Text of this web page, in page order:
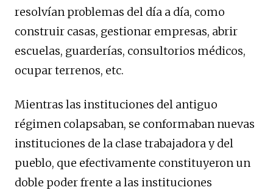
resolvían problemas del día a día, como
construir casas, gestionar empresas, abrir
escuelas, guarderías, consultorios médicos,
ocupar terrenos, etc.
Mientras las instituciones del antiguo
régimen colapsaban, se conformaban nuevas
instituciones de la clase trabajadora y del
pueblo, que efectivamente constituyeron un
doble poder frente a las instituciones